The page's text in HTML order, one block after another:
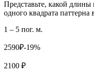
Представьте, какой
одного квадрата паттерна
1 – 5 пог. м.
2590₽-19%
2100 ₽